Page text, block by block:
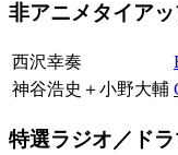
非アニメタイア
西沢幸奏
神谷浩史＋小野大輔
特選ラジオ／ド